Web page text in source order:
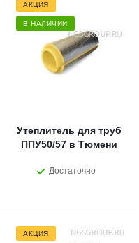
АКЦИЯ
В НАЛИЧИИ
Утеплитель для труб
ППУ50/57 в Тюмени
Достаточно
АКЦИЯ